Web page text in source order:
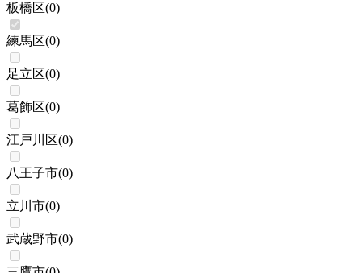
板橋区(0)
練馬区(0)
足立区(0)
葛飾区(0)
江戸川区(0)
八王子市(0)
立川市(0)
武蔵野市(0)